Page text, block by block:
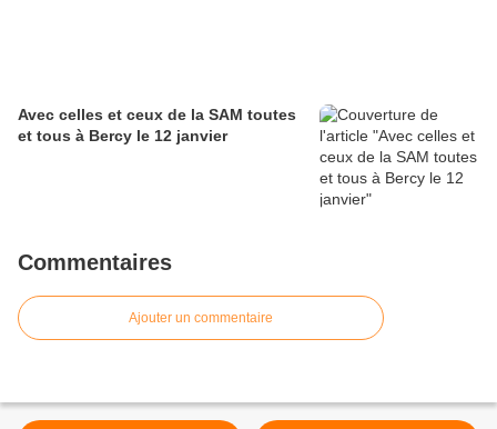
Avec celles et ceux de la SAM toutes
et tous à Bercy le 12 janvier
Commentaires
Ajouter un commentaire